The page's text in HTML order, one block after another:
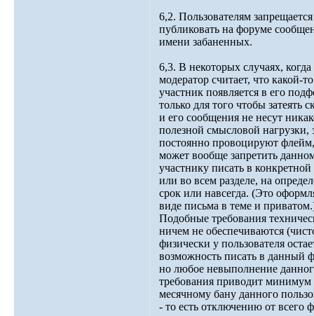
6,2. Пользователям запрещается
публиковать на форуме
имени забаненных.
6,3. В некоторых случаях, когда
модератор считает, что какой-то
участник появляется в его
только для того чтобы затеять
и его сообщения не несут
полезной смысловой нагрузки,
постоянно провоцируют
может вообще запретить
участнику писать в конкретной
или во всем разделе, на
срок или навсегда. (Это
виде письма в теме и
Подобные требования
ничем не обеспечиваются
физически у пользователя
возможность писать в данный
но любое невыполнение
требования приводит минимум
месячному бану данного
- то есть отключению от всего